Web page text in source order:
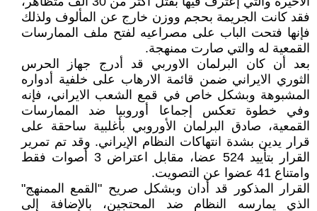
فقد کانت الجريمة بحجم ووزن خارج عن المألوف ولذلك
فإنها فتحت الباب على مصراعيه لفتح ملف الممارسات
القمعية له والتي صارت ممنهجة.
بعد أن کان البرلمان الاوربي قد أدرج جهاز الحرس
الثوري الايراني ضمن قائمة الارهاب على خلفية أدواره
المشبوهة وبشکل خاص في قمع الشعب الايراني، فإنه
وفي خطوة تعكس إجماعا أوروبيا ضد الممارسات
القمعية، صادق البرلمان الأوروبي بأغلبية ساحقة على
قرار يدين بشدة انتهاكات النظام الإيراني. وقد تم تمرير
القرار بتأييد 524 عضا، مقابل اعتراض 3 أصوات فقط
وامتناع 41 عضوا عن التصويت.
القرار المذکور قد أدان وبشكل صريح "القمع الممنهج"
الذي يمارسه النظام ضد المحتجين، بالإضافة إلى